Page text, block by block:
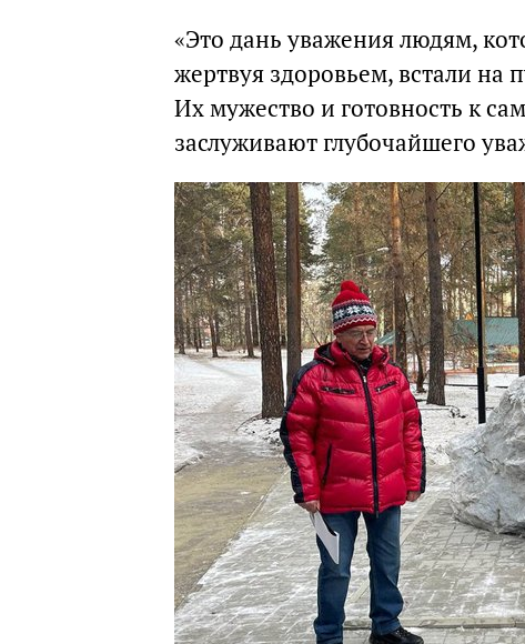
«Это дань уважения людям,
жертвуя здоровьем, встали на
Их мужество и готовность к
заслуживают глубочайшего